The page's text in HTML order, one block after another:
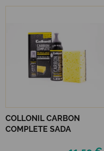
COLLONIL CARBON
COMPLETE SADA